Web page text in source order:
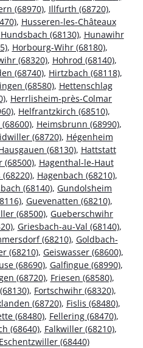
(68970), Illfurth (68720),
, Husseren-les-Châteaux
Hundsbach (68130), Hunawihr
, Horbourg-Wihr (68180),
(68320), Hohrod (68140),
(68740), Hirtzbach (68118),
(68580), Hettenschlag
, Herrlisheim-près-Colmar
, Helfrantzkirch (68510),
, Heimsbrunn (68990),
(68720), Hégenheim
(68130), Hattstatt
, Hagenthal-le-Haut
, Hagenbach (68210),
(68140), Gundolsheim
, Guevenatten (68210),
(68500), Gueberschwihr
, Griesbach-au-Val (68140),
(68210), Goldbach-
(68210), Geiswasser (68600),
(68690), Galfingue (68990),
(68720), Friesen (68580),
, Fortschwihr (68320),
(68720), Fislis (68480),
(68480), Fellering (68470),
(68640), Falkwiller (68210),
Eschentzwiller (68440)